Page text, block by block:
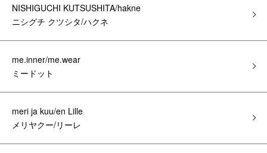
NISHIGUCHI KUTSUSHITA/hakne
ニシグチ クツシタ/ハクネ
me.inner/me.wear
ミードット
meri ja kuu/en Lille
メリヤクー/リーレ